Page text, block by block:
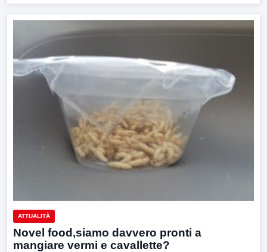
ATTUALITÀ
Novel food,siamo davvero pronti a
mangiare vermi e cavallette?